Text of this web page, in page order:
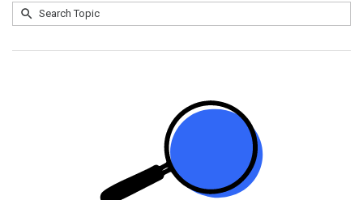
NoSearch
Submit